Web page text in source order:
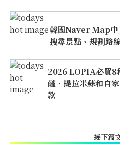
韓國Naver Map中
搜尋景點、規劃路
2026 LOPIA必買8
薩、提拉米蘇和自
款
接下篇